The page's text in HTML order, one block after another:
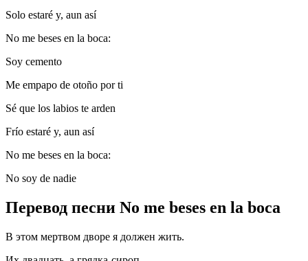
Solo estaré y, aun así
No me beses en la boca:
Soy cemento
Me empapo de otoño por ti
Sé que los labios te arden
Frío estaré y, aun así
No me beses en la boca:
No soy de nadie
Перевод песни No me beses en la boca
В этом мертвом дворе я должен жить.